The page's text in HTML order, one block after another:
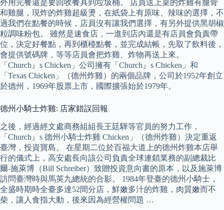
外用完餐還是要回收餐具到垃圾桶。 店員送上桌的炸雞有腿骨
和雞腿，現炸的炸雞超級燙，在紙袋上有原味、辣味的選擇，不
過我們在點餐的時候，店員沒有讓我們選擇，有另外提供黑胡椒
粒調味粉包。 雖然是速食店，一進到店內還是有店員會負責帶
位，決定好餐點，再到櫃檯點餐，並完成結帳，先取了飲料後，
會提供號碼牌，等等店員會把炸雞、炸物再送上來。
「Church』s Chicken」公司擁有「Church』s Chicken」和
「Texas Chicken」（德州炸雞）的兩個品牌，公司於1952年創立
於德州，1969年股票上市，國際擴張始於1979年。
德州小騎士炸雞: 店家錯誤回報
之後，經過經文處商務組組長王廷驊等官員的努力工作，
「Church』s 德州小騎士炸雞 Chicken」（德州炸雞）決定重返
臺灣，投資寶島。 在星期二位於百福大道上的德州炸雞本店舉
行的儀式上，高安處長向該公司負責全球連鎖業務的副總裁比
爾-施萊博（Bill Schreiber）致贈投資意向書的原本，以及施萊博
訪問臺灣時與馬英九總統的合影。 1984年登臺的德州小騎士，
全盛時期時全臺多達52間分店，鮮嫩多汁的炸雞，肉質嫩而不
柴，讓人食指大動，後來因為經營權問題 …